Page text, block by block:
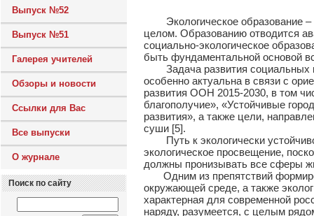
Выпуск №52
Выпуск №51
Галерея учителей
Обзоры и новости
Ссылки для Вас
Все выпуски
О журнале
Поиск по сайту
Экологическое образование –
целом. Образованию отводится
социально-экологическое
быть фундаментальной основой
Задача развития социальных
особенно актуальна в связи с
развития ООН 2015-2030, в том
благополучие», «Устойчивые
развития», а также цели,
суши [5].
Путь к экологически
экологическое просвещение,
должны пронизывать все сферы
Одним из препятствий
окружающей среде, а также
характерная для современной
наряду, разумеется, с целым